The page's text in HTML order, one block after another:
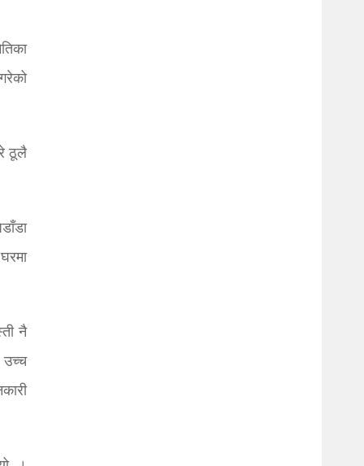
ठूलै
नै
उच्च